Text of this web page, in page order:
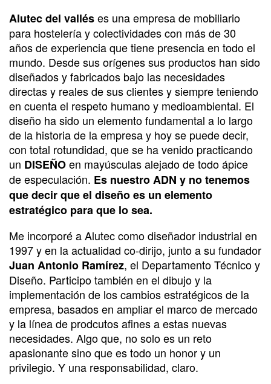
Alutec del valléses una empresa de mobiliario
para hostelería y colectividades con más de 30
años de experiencia que tiene presencia en todo el
mundo. Desde sus orígenes sus productos han sido
diseñados y fabricados bajo las necesidades
directas y reales de sus clientes y siempre teniendo
en cuenta el respeto humano y medioambiental. El
diseño ha sido un elemento fundamental a lo largo
de la historia de la empresa y hoy se puede decir,
con total rotundidad, que se ha venido practicando
un DISEÑOen mayúsculas alejado de todo ápice
de especulación. Es nuestro ADN y no tenemos
que decir que el diseño es un elemento
estratégico para que lo sea.
Me incorporé a Alutec como diseñador industrial en
1997 y en la actualidad co-dirijo, junto a su fundador
Juan Antonio Ramírez, el Departamento Técnico y
Diseño. Participo también en el dibujo y la
implementación de los cambios estratégicos de la
empresa, basados en ampliar el marco de mercado
y la línea de prodcutos afines a estas nuevas
necesidades. Algo que, no solo es un reto
apasionante sino que es todo un honor y un
privilegio. Y una responsabilidad, claro.